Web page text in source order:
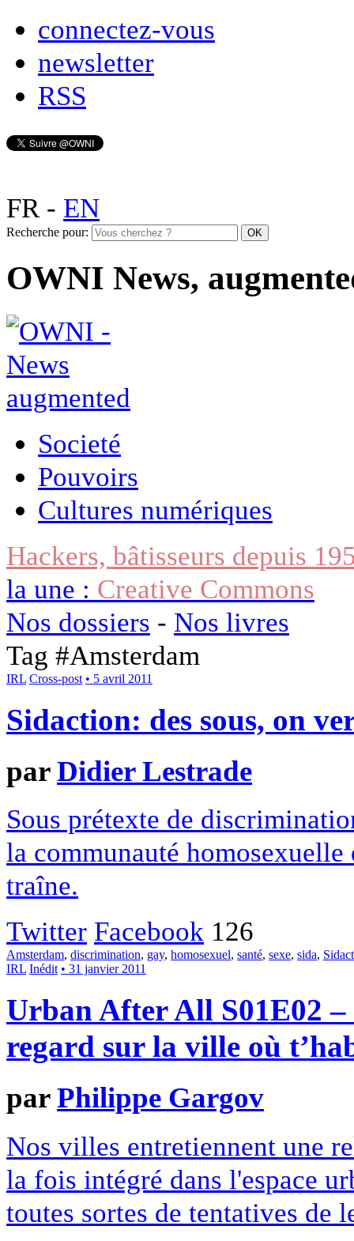
connectez-vous
newsletter
RSS
FR- EN
Recherche pour:
OWNI News,
Societé
Pouvoirs
Cultures numériques
Hackers, bâtisseurs depuis
la une : Creative Commons
Nos dossiers - Nos livres
Tag #Amsterdam
IRL Cross-post • 5 avril 2011
Sidaction: des sous, on
parDidier Lestrade
Sous prétexte de
la communauté
traîne.
Twitter Facebook 126
Amsterdam, discrimination, gay, homosexuel, santé, sexe, sida,
IRL Inédit • 31 janvier 2011
Urban After All S01E02
regard sur la ville où
parPhilippe Gargov
Nos villes entretiennent une
la fois intégré dans l'espace
toutes sortes de tentatives de